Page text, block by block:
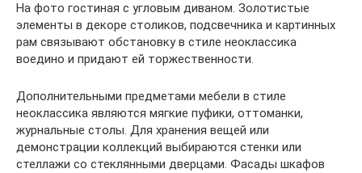
На фото гостиная с угловым диваном. Золотистые
элементы в декоре столиков, подсвечника и картинных
рам связывают обстановку в стиле неоклассика
воедино и придают ей торжественности.
Дополнительными предметами мебели в стиле
неоклассика являются мягкие пуфики, оттоманки,
журнальные столы. Для хранения вещей или
демонстрации коллекций выбираются стенки или
стеллажи со стеклянными дверцами. Фасады шкафов